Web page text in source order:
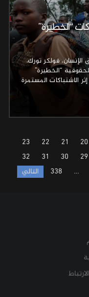
“الخطيرة”
فولكر تورك،
“الخطيرة”
الاشتباكات المستمرة
20
21
22
23
29
30
31
32
…
338 التالي